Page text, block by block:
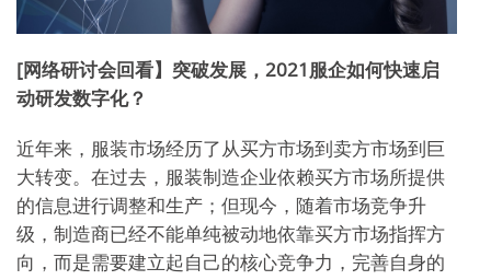
[网络研讨会回看】突破发展，2021服企如何快速启
动研发数字化？
近年来，服装市场经历了从买方市场到卖方市场到巨
大转变。在过去，服装制造企业依赖买方市场所提供
的信息进行调整和生产；但现今，随着市场竞争升
级，制造商已经不能单纯被动地依靠买方市场指挥方
向，而是需要建立起自己的核心竞争力，完善自身的